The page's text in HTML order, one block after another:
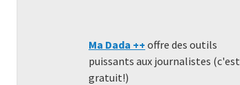
Ma Dada ++ offre des outils
puissants aux journalistes (c'est
gratuit!)